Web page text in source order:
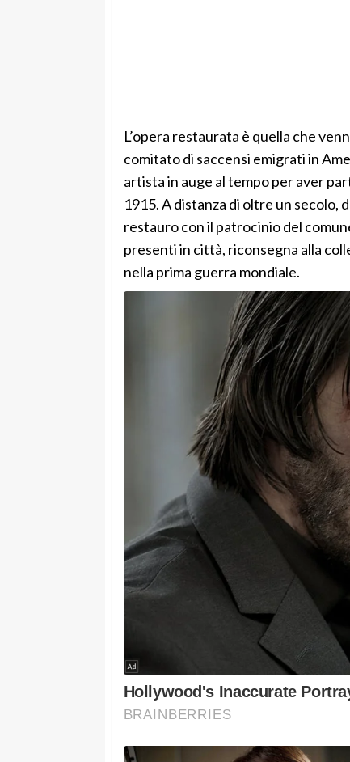
L’opera restaurata è quella che
comitato di saccensi emigrati in
artista in auge al tempo per aver
1915. A distanza di oltre un secolo,
restauro con il patrocinio del
presenti in città, riconsegna alla
nella prima guerra mondiale.